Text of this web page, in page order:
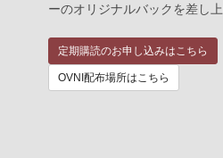
ーのオリジナルバックを差し上
定期購読のお申し込みはこちら
OVNI配布場所はこちら